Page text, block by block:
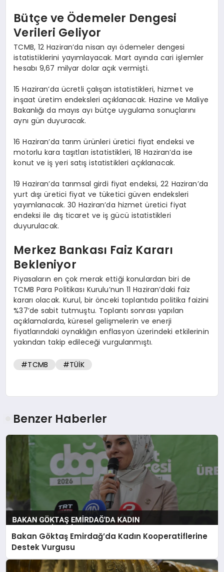
Bütçe ve Ödemeler Dengesi
Verileri Geliyor
TCMB, 12 Haziran’da nisan ayı ödemeler dengesi
istatistiklerini yayımlayacak. Mart ayında cari işlemler
hesabı 9,67 milyar dolar açık vermişti.
15 Haziran’da ücretli çalışan istatistikleri, hizmet ve
inşaat üretim endeksleri açıklanacak. Hazine ve Maliye
Bakanlığı da mayıs ayı bütçe uygulama sonuçlarını
aynı gün duyuracak.
16 Haziran’da tarım ürünleri üretici fiyat endeksi ve
motorlu kara taşıtları istatistikleri, 18 Haziran’da ise
konut ve iş yeri satış istatistikleri açıklanacak.
19 Haziran’da tarımsal girdi fiyat endeksi, 22 Haziran’da
yurt dışı üretici fiyat ve tüketici güven endeksleri
yayımlanacak. 30 Haziran’da hizmet üretici fiyat
endeksi ile dış ticaret ve iş gücü istatistikleri
duyurulacak.
Merkez Bankası Faiz Kararı
Bekleniyor
Piyasaların en çok merak ettiği konulardan biri de
TCMB Para Politikası Kurulu’nun 11 Haziran’daki faiz
kararı olacak. Kurul, bir önceki toplantıda politika faizini
%37’de sabit tutmuştu. Toplantı sonrası yapılan
açıklamalarda, küresel gelişmelerin ve enerji
fiyatlarındaki oynaklığın enflasyon üzerindeki etkilerinin
yakından takip edileceği vurgulanmıştı.
#TCMB #TÜİK
Benzer Haberler
Bakan Göktaş Emirdağ’da Kadın Kooperatiflerine
Destek Vurgusu